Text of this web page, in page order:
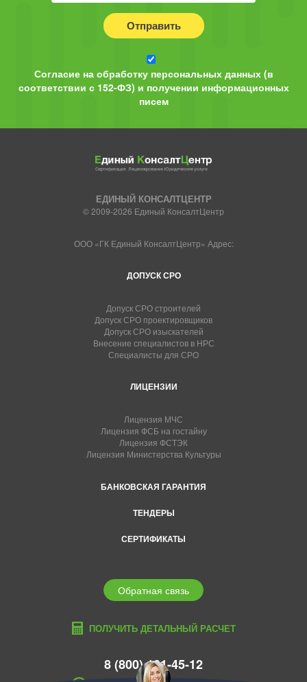
Отправить
Согласие на обработку персональных данных (в
соответствии с 152-ФЗ) и получении информационных
писем
ЕДИНЫЙ КОНСАЛТЦЕНТР
© 2009-2026 Единый КонсалтЦентр
ООО «ГК Единый КонсалтЦентр» Адрес:
ДОПУСК СРО
Допуск СРО строителей
Допуск СРО проектировщиков
Допуск СРО изыскателей
Внесение специалистов в НРС
Специалисты для СРО
ЛИЦЕНЗИИ
Лицензия МЧС
Лицензия ФСБ на гостайну
Лицензия ФСТЭК
Лицензия Министерства Культуры
БАНКОВСКАЯ ГАРАНТИЯ
ТЕНДЕРЫ
СЕРТИФИКАТЫ
Обратная связь
ПОЛУЧИТЬ ДЕТАЛЬНЫЙ РАСЧЕТ
8 (800) 101-45-12